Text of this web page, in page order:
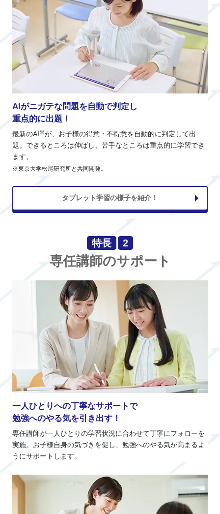
AIがニガテな問題を自動で判定し
重点的に出題！
最新のAI※が、お子様の得意・不得意を自動的に判定して出
題。できるところは伸ばし、苦手なところは重点的に学習でき
ます。
※東京大学松尾研究所と共同開発。
タブレット学習の様子を紹介！
特長 2
専任講師のサポート
一人ひとりへの丁寧なサポートで
勉強へのやる気を引き出す！
専任講師が一人ひとりの学習状況に合わせて丁寧にフォローを
実施。お子様自身の気づきを促し、勉強へのやる気が高まるよ
うにサポートします。